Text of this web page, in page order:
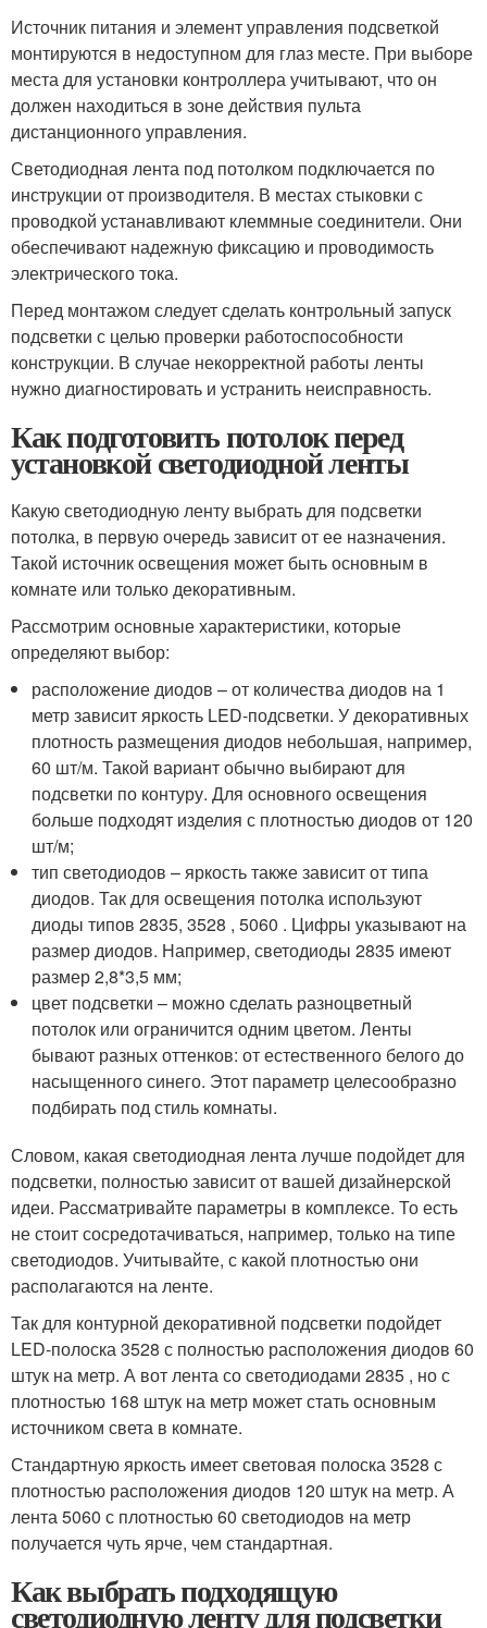
Источник питания и элемент управления подсветкой
монтируются в недоступном для глаз месте. При выборе
места для установки контроллера учитывают, что он
должен находиться в зоне действия пульта
дистанционного управления.
Светодиодная лента под потолком подключается по
инструкции от производителя. В местах стыковки с
проводкой устанавливают клеммные соединители. Они
обеспечивают надежную фиксацию и проводимость
электрического тока.
Перед монтажом следует сделать контрольный запуск
подсветки с целью проверки работоспособности
конструкции. В случае некорректной работы ленты
нужно диагностировать и устранить неисправность.
Как подготовить потолок перед
установкой светодиодной ленты
Какую светодиодную ленту выбрать для подсветки
потолка, в первую очередь зависит от ее назначения.
Такой источник освещения может быть основным в
комнате или только декоративным.
Рассмотрим основные характеристики, которые
определяют выбор:
расположение диодов – от количества диодов на 1
метр зависит яркость LED-подсветки. У декоративных
плотность размещения диодов небольшая, например,
60 шт/м. Такой вариант обычно выбирают для
подсветки по контуру. Для основного освещения
больше подходят изделия с плотностью диодов от 120
шт/м;
тип светодиодов – яркость также зависит от типа
диодов. Так для освещения потолка используют
диоды типов 2835, 3528 , 5060 . Цифры указывают на
размер диодов. Например, светодиоды 2835 имеют
размер 2,8*3,5 мм;
цвет подсветки – можно сделать разноцветный
потолок или ограничится одним цветом. Ленты
бывают разных оттенков: от естественного белого до
насыщенного синего. Этот параметр целесообразно
подбирать под стиль комнаты.
Словом, какая светодиодная лента лучше подойдет для
подсветки, полностью зависит от вашей дизайнерской
идеи. Рассматривайте параметры в комплексе. То есть
не стоит сосредотачиваться, например, только на типе
светодиодов. Учитывайте, с какой плотностью они
располагаются на ленте.
Так для контурной декоративной подсветки подойдет
LED-полоска 3528 с полностью расположения диодов 60
штук на метр. А вот лента со светодиодами 2835 , но с
плотностью 168 штук на метр может стать основным
источником света в комнате.
Стандартную яркость имеет световая полоска 3528 с
плотностью расположения диодов 120 штук на метр. А
лента 5060 с плотностью 60 светодиодов на метр
получается чуть ярче, чем стандартная.
Как выбрать подходящую
светодиодную ленту для подсветки